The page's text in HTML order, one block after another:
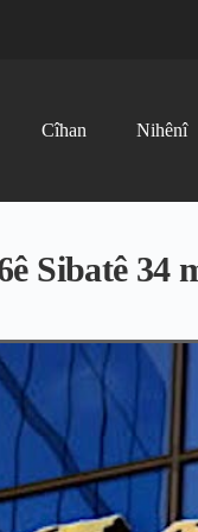
Cîhan Nihênî
Sibatê 34